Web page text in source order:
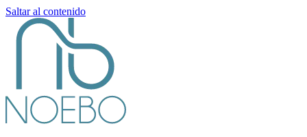
Saltar al contenido